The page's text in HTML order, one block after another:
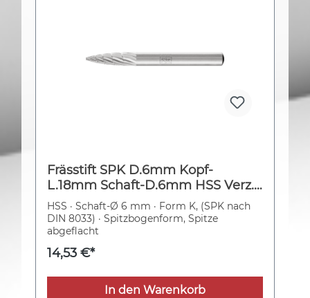
Frässtift SPK D.6mm Kopf-
L.18mm Schaft-D.6mm HSS Verz.3
PFERD
HSS · Schaft-Ø 6 mm · Form K, (SPK nach
DIN 8033) · Spitzbogenform, Spitze
abgeflacht
14,53 €*
In den Warenkorb